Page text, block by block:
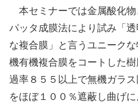
本セミナーでは金属酸化物
パッタ成膜法により試み「
な複合膜」と言うユニーク
機有機複合膜をコートした
過率８５５以上で無機ガラ
をほぼ１００％遮蔽し曲げ